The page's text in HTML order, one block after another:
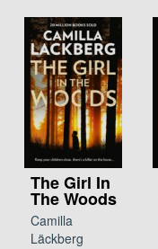
The Girl In
The Woods
Camilla
Läckberg